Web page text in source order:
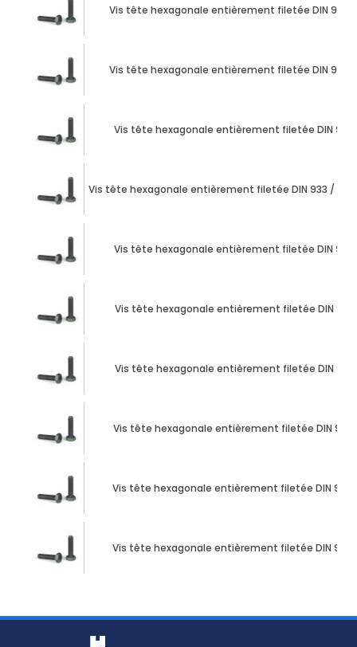
Vis tête hexagonale entièrement filetée DIN 933
Vis tête hexagonale entièrement filetée DIN 933
Vis tête hexagonale entièrement filetée DIN 933
Vis tête hexagonale entièrement filetée DIN 933 / ISO
Vis tête hexagonale entièrement filetée DIN 933
Vis tête hexagonale entièrement filetée DIN 933
Vis tête hexagonale entièrement filetée DIN 933
Vis tête hexagonale entièrement filetée DIN 933
Vis tête hexagonale entièrement filetée DIN 933
Vis tête hexagonale entièrement filetée DIN 933